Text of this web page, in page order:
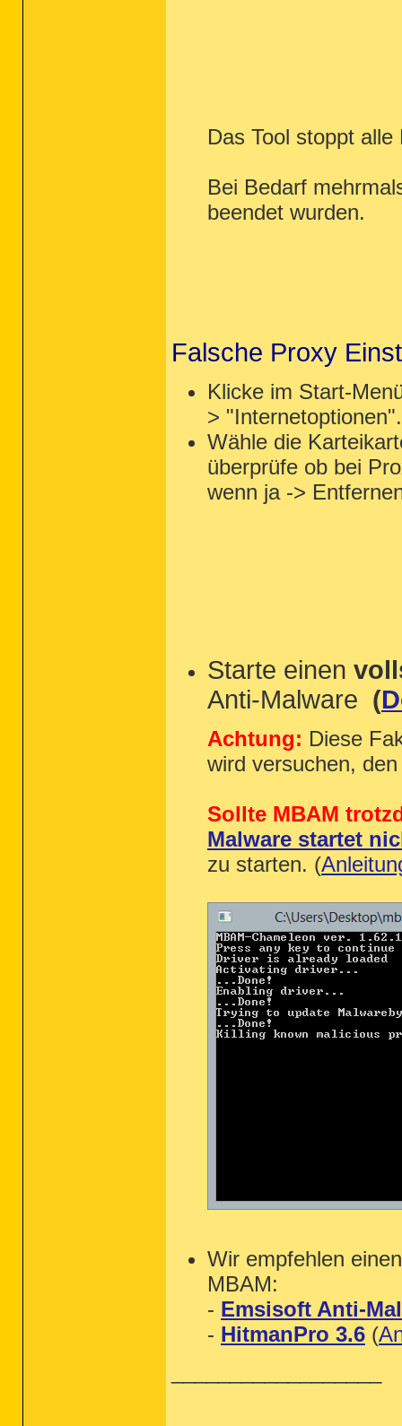
Das Tool stoppt
Bei Bedarf
beendet wurden.
Falsche Proxy
Klicke im Start-
> "Internetoptionen".
Wähle die
überprüfe ob bei
wenn ja ->
Starte einen
Anti-Malware (
Achtung: Diese
wird versuchen,
Sollte MBAM
Malware startet
zu starten. (
Wir empfehlen
MBAM:
- Emsisoft Anti-
- HitmanPro 3.6 (